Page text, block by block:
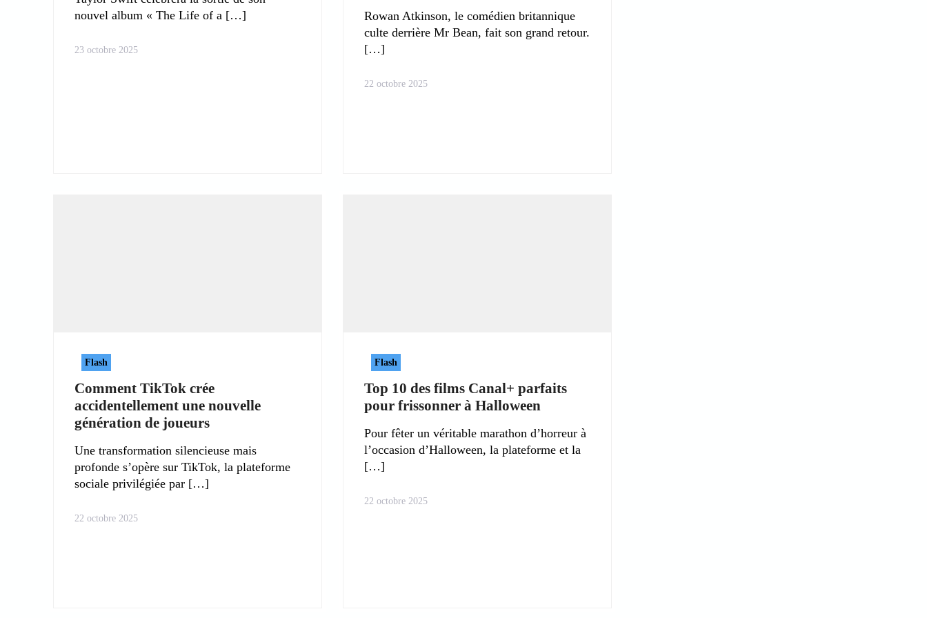
nouvel album « The Life of a
23 octobre 2025
Rowan Atkinson, le comédien britannique
culte derrière Mr Bean, fait son grand retour.
22 octobre 2025
Flash
Comment TikTok crée
accidentellement une nouvelle
génération de joueurs
Une transformation silencieuse mais
profonde s’opère sur TikTok, la plateforme
sociale privilégiée par
22 octobre 2025
Flash
Top 10 des films Canal+ parfaits
pour frissonner à Halloween
Pour fêter un véritable marathon d’horreur à
l’occasion d’Halloween, la plateforme et la
22 octobre 2025